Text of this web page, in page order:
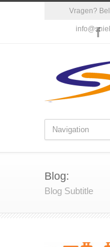
Vragen?
Blog:
Blog Subtitle